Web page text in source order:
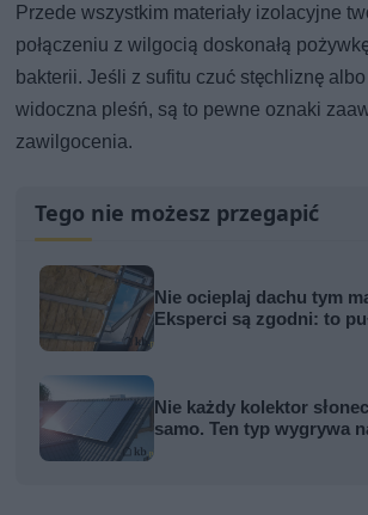
Przede wszystkim materiały izolacyjne
połączeniu z wilgocią doskonałą
bakterii. Jeśli z sufitu czuć stęchliznę
widoczna pleśń, są to pewne oznaki
zawilgocenia.
Tego nie możesz przegapić
Nie ocieplaj dachu tym
Eksperci są zgodni: to
Nie każdy kolektor
samo. Ten typ wygrywa